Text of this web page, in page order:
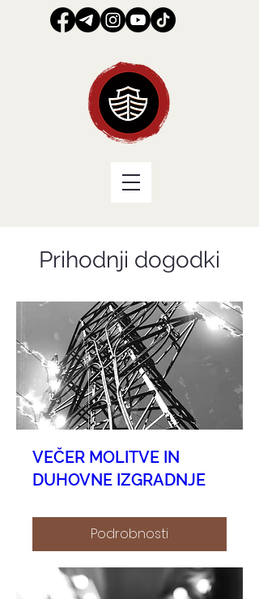
Prihodnji dogodki
VEČER MOLITVE IN
DUHOVNE IZGRADNJE
Podrobnosti